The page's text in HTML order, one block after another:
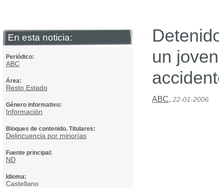
En esta noticia:
Periódico:
ABC
Área:
Resto Estado
Género informativo:
Información
Bloques de contenido. Titulares:
Delincuencia por minorías
Fuente principal:
ND
Idioma:
Castellano
un
ABC, 22-01-2006